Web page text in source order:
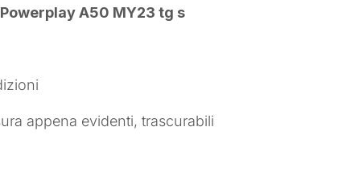
A50 MY23 tg s
appena evidenti, trascurabili